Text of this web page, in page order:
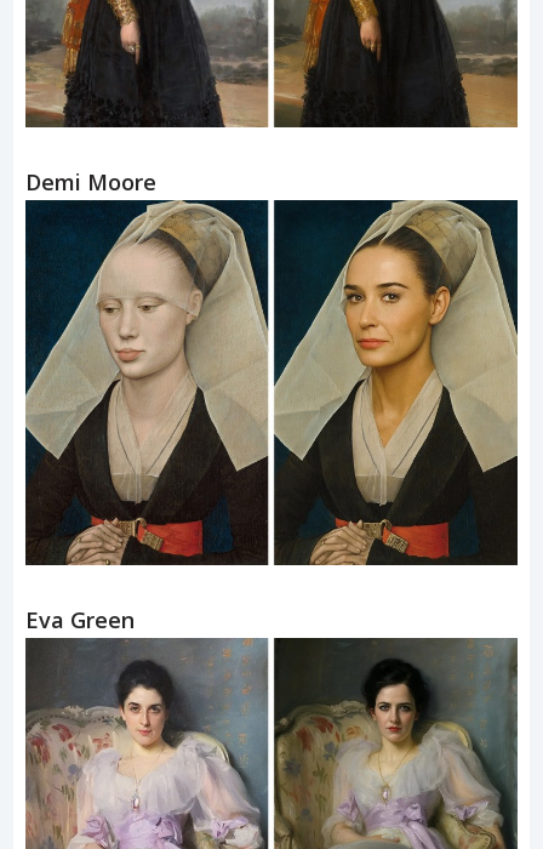
Demi Moore
Eva Green